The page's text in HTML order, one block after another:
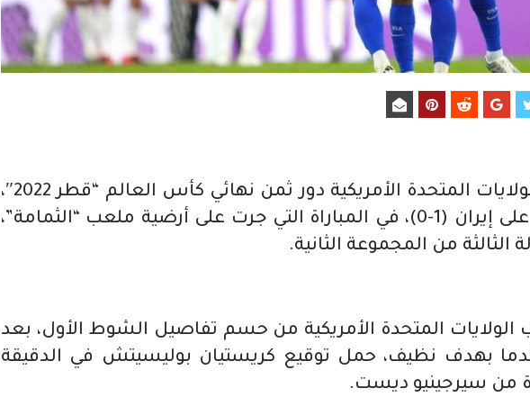
بلغ منتخب الولايات المتحدة الأمريكية دور ثمن نهائي كأس العالم “قطر 2022″،
بعد انتصاره على إيران (1-0)، في المباراة التي جرت على أرضية ملعب “الثمامة”،
الثالثة من المجموعة الثانية.
الولايات المتحدة الأمريكية من حسم تفاصيل الشوط الأول، بعد
بهدف نظيف، حمل توقيع كريستيان بوليسيتش في الدقيقة